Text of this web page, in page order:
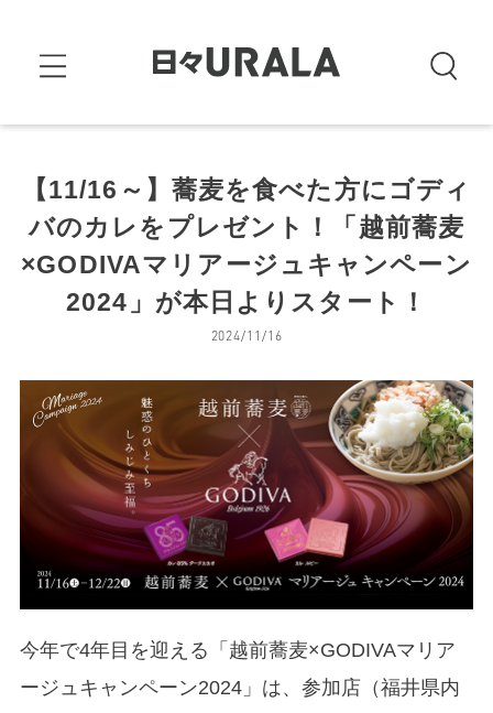
【11/16～】蕎麦を食べた方にゴディ
バのカレをプレゼント！「越前蕎麦
×GODIVAマリアージュキャンペーン
2024」が本日よりスタート！
2024/11/16
今年で4年目を迎える「越前蕎麦×GODIVAマリア
ージュキャンペーン2024」は、参加店（福井県内